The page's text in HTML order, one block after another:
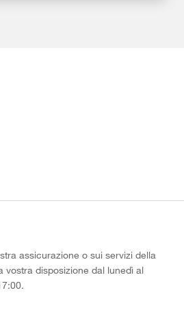
assicurazione o sui servizi della
vostra disposizione dal lunedì al